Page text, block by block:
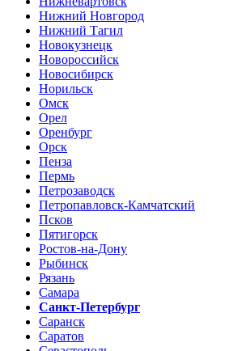
Нижний Новгород
Нижний Тагил
Новокузнецк
Новороссийск
Новосибирск
Норильск
Омск
Орел
Оренбург
Орск
Пенза
Пермь
Петрозаводск
Петропавловск-Камчатский
Псков
Пятигорск
Ростов-на-Дону
Рыбинск
Рязань
Самара
Санкт-Петербург
Саранск
Саратов